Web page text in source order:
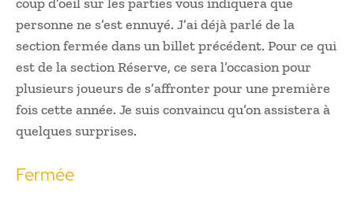
personne ne s’est ennuyé. J’ai déjà parlé de la
section fermée dans un billet précédent. Pour ce qui
est de la section Réserve, ce sera l’occasion pour
plusieurs joueurs de s’affronter pour une première
fois cette année. Je suis convaincu qu’on assistera à
quelques surprises.
Fermée